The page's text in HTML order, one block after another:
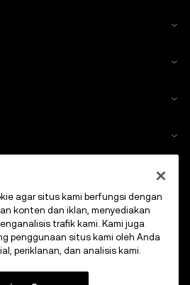
agar situs kami berfungsi dengan
konten dan iklan, menyediakan
trafik kami. Kami juga
penggunaan situs kami oleh Anda
periklanan, dan analisis kami.